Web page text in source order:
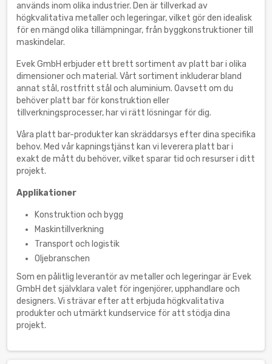
används inom olika industrier. Den är tillverkad av
högkvalitativa metaller och legeringar, vilket gör den idealisk
för en mängd olika tillämpningar, från byggkonstruktioner till
maskindelar.
Evek GmbH erbjuder ett brett sortiment av platt bar i olika
dimensioner och material. Vårt sortiment inkluderar bland
annat stål, rostfritt stål och aluminium. Oavsett om du
behöver platt bar för konstruktion eller
tillverkningsprocesser, har vi rätt lösningar för dig.
Våra platt bar-produkter kan skräddarsys efter dina specifika
behov. Med vår kapningstjänst kan vi leverera platt bar i
exakt de mått du behöver, vilket sparar tid och resurser i ditt
projekt.
Applikationer
Konstruktion och bygg
Maskintillverkning
Transport och logistik
Oljebranschen
Som en pålitlig leverantör av metaller och legeringar är Evek
GmbH det självklara valet för ingenjörer, upphandlare och
designers. Vi strävar efter att erbjuda högkvalitativa
produkter och utmärkt kundservice för att stödja dina
projekt.